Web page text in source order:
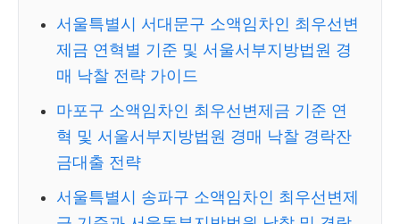
서울특별시 서대문구 소액임차인 최우선변
제금 연혁별 기준 및 서울서부지방법원 경
매 낙찰 전략 가이드
마포구 소액임차인 최우선변제금 기준 연
혁 및 서울서부지방법원 경매 낙찰 경락잔
금대출 전략
서울특별시 송파구 소액임차인 최우선변제